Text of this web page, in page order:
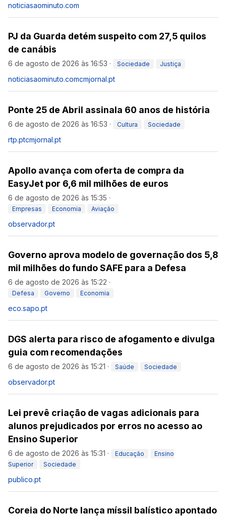
noticiasaominuto.com
PJ da Guarda detém suspeito com 27,5 quilos
de canábis
6 de agosto de 2026 às 16:53 · Sociedade Justiça
noticiasaominuto.comcmjornal.pt
Ponte 25 de Abril assinala 60 anos de história
6 de agosto de 2026 às 16:53 · Cultura Sociedade
rtp.ptcmjornal.pt
Apollo avança com oferta de compra da
EasyJet por 6,6 mil milhões de euros
6 de agosto de 2026 às 15:35 ·
Empresas Economia Aviação
observador.pt
Governo aprova modelo de governação dos 5,8
mil milhões do fundo SAFE para a Defesa
6 de agosto de 2026 às 15:22 ·
Defesa Governo Economia
eco.sapo.pt
DGS alerta para risco de afogamento e divulga
guia com recomendações
6 de agosto de 2026 às 15:21 · Saúde Sociedade
observador.pt
Lei prevê criação de vagas adicionais para
alunos prejudicados por erros no acesso ao
Ensino Superior
6 de agosto de 2026 às 15:31 · Educação
Ensino
Superior
Sociedade
publico.pt
Coreia do Norte lança míssil balístico apontado